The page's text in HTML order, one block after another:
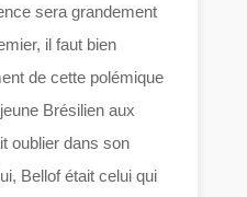
sera grandement
il faut bien
de cette polémique
Brésilien aux
oublier dans son
Bellof était celui qui